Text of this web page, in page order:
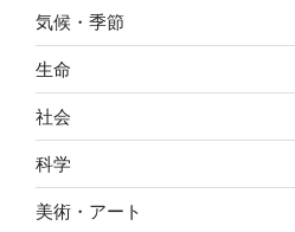
気候・季節
生命
社会
科学
美術・アート